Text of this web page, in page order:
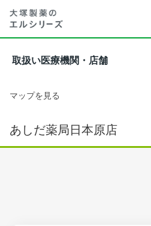
取扱い医療機関・店舗
マップを見る
あしだ薬局日本原店